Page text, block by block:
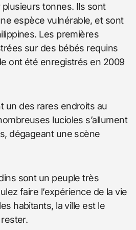
tonnes. Ils sont
espèce vulnérable, et sont
Les premières
sur des bébés requins
ont été enregistrés en 2009
un des rares endroits au
lucioles s’allument
dégageant une scène
sont un peuple très
faire l’expérience de la vie
habitants, la ville est le